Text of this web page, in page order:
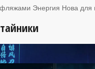
Энергия Нова для